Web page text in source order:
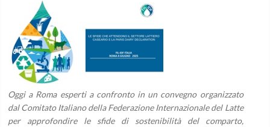
Oggi a Roma esperti a confronto in un convegno organizzato
dal Comitato Italiano della Federazione Internazionale del Latte
per approfondire le sfide di sostenibilità del comparto,